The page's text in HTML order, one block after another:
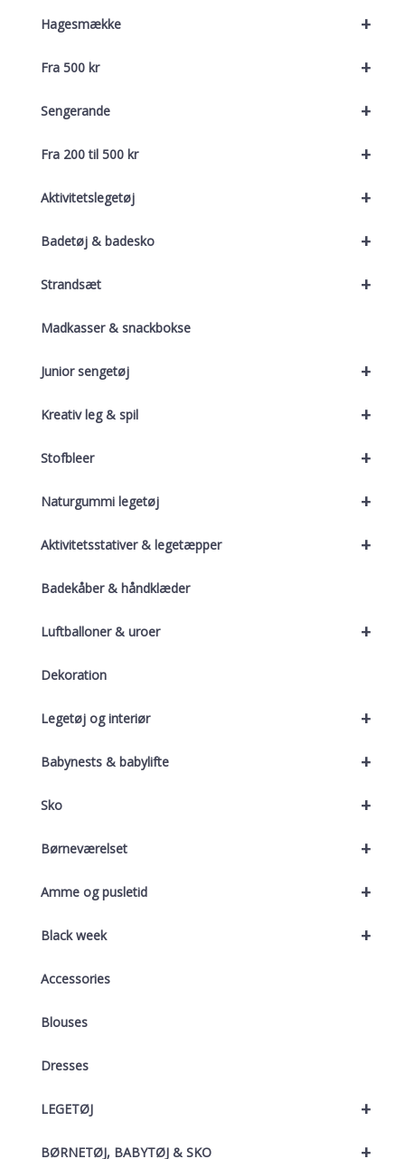
+
Hagesmække
+
Fra 500 kr
+
Sengerande
+
Fra 200 til 500 kr
+
Aktivitetslegetøj
+
Badetøj & badesko
+
Strandsæt
Madkasser & snackbokse
+
Junior sengetøj
+
Kreativ leg & spil
+
Stofbleer
+
Naturgummi legetøj
+
Aktivitetsstativer & legetæpper
Badekåber & håndklæder
+
Luftballoner & uroer
Dekoration
+
Legetøj og interiør
+
Babynests & babylifte
+
Sko
+
Børneværelset
+
Amme og pusletid
+
Black week
Accessories
Blouses
Dresses
+
LEGETØJ
+
BØRNETØJ, BABYTØJ & SKO